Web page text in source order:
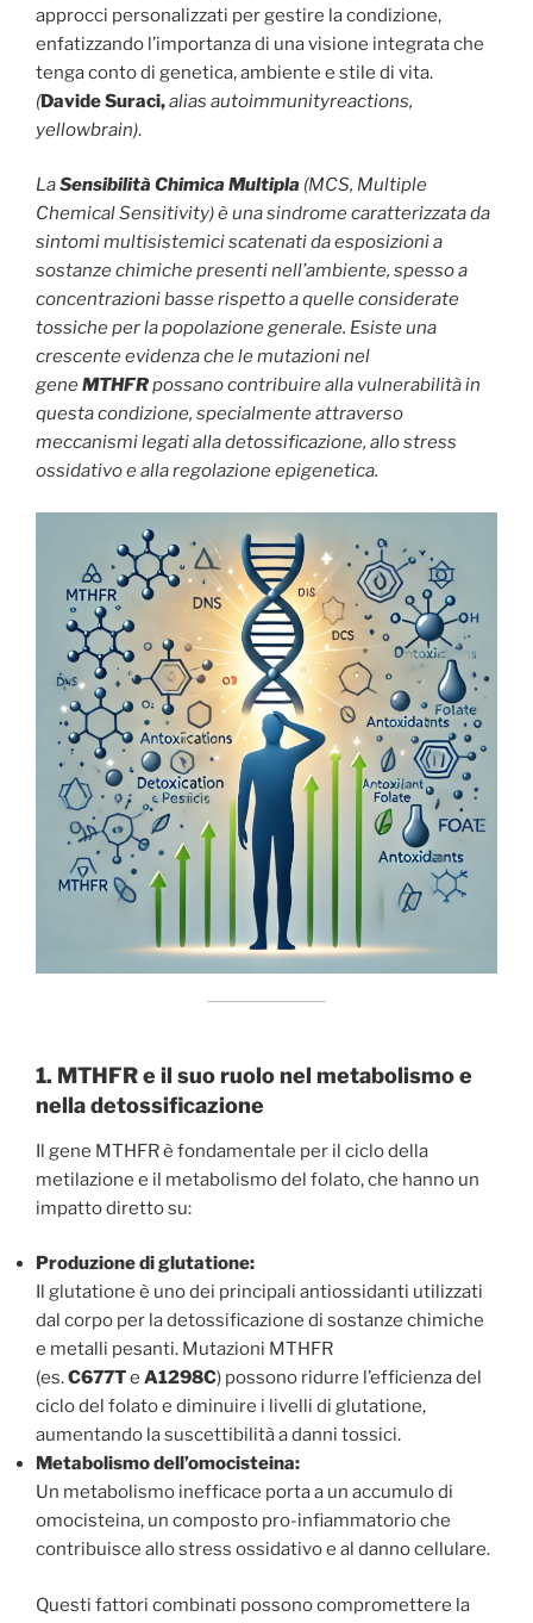
approcci personalizzati per gestire la condizione,
enfatizzando l’importanza di una visione integrata che
tenga conto di genetica, ambiente e stile di vita.
(Davide Suraci,alias autoimmunityreactions,
yellowbrain).
LaSensibilità Chimica Multipla (MCS, Multiple
Chemical Sensitivity) è una sindrome caratterizzata da
sintomi multisistemici scatenati da esposizioni a
sostanze chimiche presenti nell’ambiente, spesso a
concentrazioni basse rispetto a quelle considerate
tossiche per la popolazione generale. Esiste una
crescente evidenza che le mutazioni nel
geneMTHFRpossano contribuire alla vulnerabilità in
questa condizione, specialmente attraverso
meccanismi legati alla detossificazione, allo stress
ossidativo e alla regolazione epigenetica.
1. MTHFR e il suo ruolo nel metabolismo e
nella detossificazione
Il gene MTHFR è fondamentale per il ciclo della
metilazione e il metabolismo del folato, che hanno un
impatto diretto su:
Produzione di glutatione:
Il glutatione è uno dei principali antiossidanti utilizzati
dal corpo per la detossificazione di sostanze chimiche
e metalli pesanti. Mutazioni MTHFR
(es.C677Te A1298C) possono ridurre l’efficienza del
ciclo del folato e diminuire i livelli di glutatione,
aumentando la suscettibilità a danni tossici.
Metabolismo dell’omocisteina:
Un metabolismo inefficace porta a un accumulo di
omocisteina, un composto pro-infiammatorio che
contribuisce allo stress ossidativo e al danno cellulare.
Questi fattori combinati possono compromettere la